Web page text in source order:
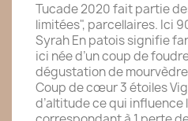
Tucade 2020 fait partie
limitées", parcellaires. Ici
Syrah En patois signifie
ici née d’un coup de
dégustation de
Coup de cœur 3 étoiles
d’altitude ce qui influence